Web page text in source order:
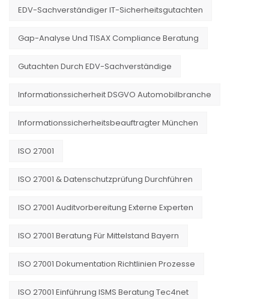
EDV-Sachverständiger IT-Sicherheitsgutachten
Gap-Analyse Und TISAX Compliance Beratung
Gutachten Durch EDV-Sachverständige
Informationssicherheit DSGVO Automobilbranche
Informationssicherheitsbeauftragter München
ISO 27001
ISO 27001 & Datenschutzprüfung Durchführen
ISO 27001 Auditvorbereitung Externe Experten
ISO 27001 Beratung Für Mittelstand Bayern
ISO 27001 Dokumentation Richtlinien Prozesse
ISO 27001 Einführung ISMS Beratung Tec4net